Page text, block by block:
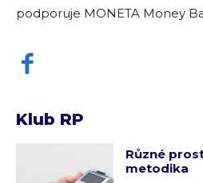
podporuje MONETA Money
Klub RP
Různé
metodika